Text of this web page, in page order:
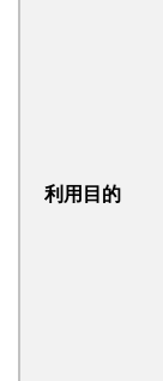
利用目的